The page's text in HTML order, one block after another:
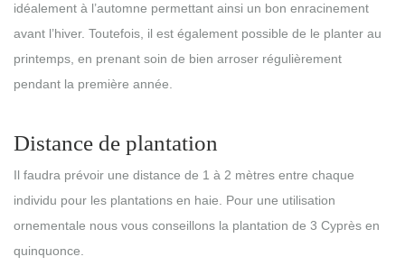
idéalement à l’automne permettant ainsi un bon enracinement
avant l’hiver. Toutefois, il est également possible de le planter au
printemps, en prenant soin de bien arroser régulièrement
pendant la première année.
Distance de plantation
Il faudra prévoir une distance de 1 à 2 mètres entre chaque
individu pour les plantations en haie. Pour une utilisation
ornementale nous vous conseillons la plantation de 3 Cyprès en
quinquonce.